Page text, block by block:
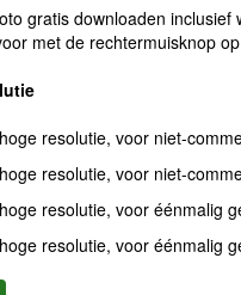
gratis downloaden
met de rechtermuisknop
resolutie, voor niet-
resolutie, voor niet-
resolutie, voor éénmalig
resolutie, voor éénmalig